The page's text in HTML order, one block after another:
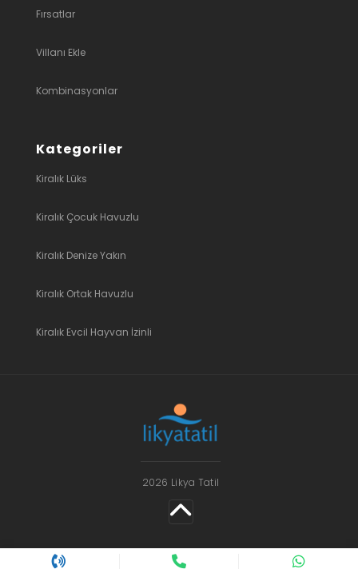
Fırsatlar
Villanı Ekle
Kombinasyonlar
Kategoriler
Kiralık Lüks
Kiralık Çocuk Havuzlu
Kiralık Denize Yakın
Kiralık Ortak Havuzlu
Kiralık Evcil Hayvan İzinli
2026 Likya Tatil